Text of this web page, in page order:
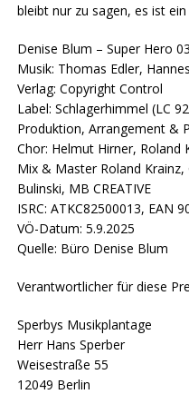
bleibt nur zu sagen, es ist
Denise Blum – Super Hero
Musik: Thomas Edler,
Verlag: Copyright Control
Label: Schlagerhimmel (LC
Produktion, Arrangement &
Chor: Helmut Hirner, Roland
Mix & Master Roland
Bulinski, MB CREATIVE
ISRC: ATKC82500013, EAN
VÖ-Datum: 5.9.2025
Quelle: Büro Denise Blum
Verantwortlicher für diese
Sperbys Musikplantage
Herr Hans Sperber
Weisestraße 55
12049 Berlin